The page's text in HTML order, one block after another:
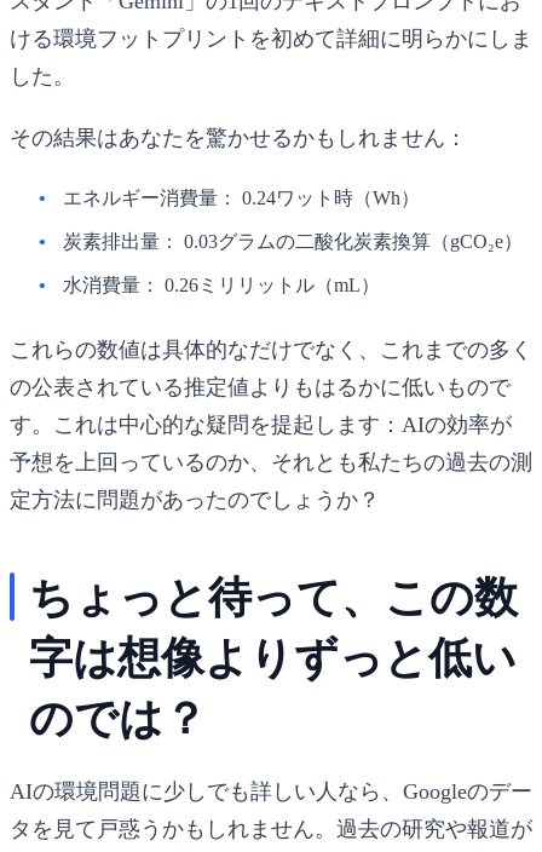
ける環境フットプリントを初めて詳細に明らかにしま
した。
その結果はあなたを驚かせるかもしれません：
エネルギー消費量： 0.24ワット時（Wh）
炭素排出量： 0.03グラムの二酸化炭素換算（gCO₂e）
水消費量： 0.26ミリリットル（mL）
これらの数値は具体的なだけでなく、これまでの多く
の公表されている推定値よりもはるかに低いもので
す。これは中心的な疑問を提起します：AIの効率が
予想を上回っているのか、それとも私たちの過去の測
定方法に問題があったのでしょうか？
ちょっと待って、この数
字は想像よりずっと低い
のでは？
AIの環境問題に少しでも詳しい人なら、Googleのデー
タを見て戸惑うかもしれません。過去の研究や報道が